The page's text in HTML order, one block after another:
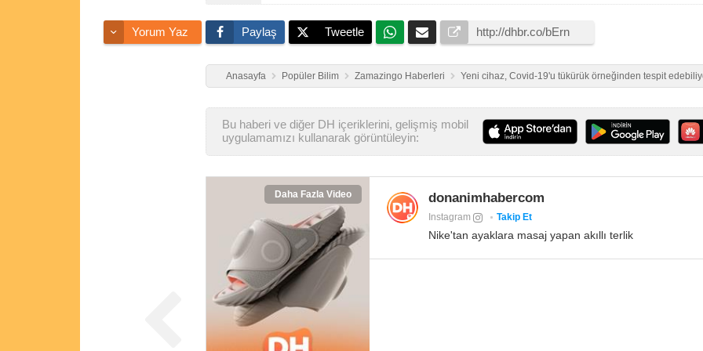
Yorum Yaz Paylaş Tweetle
Anasayfa Popüler Bilim Zamazingo Haberleri Yeni cihaz, Covid-19'u tükürük örneğinden tespit
Bu haberi ve diğer DH içeriklerini, gelişmiş mobil
uygulamamızı kullanarak görüntüleyin:
Daha Fazla Video donanimhabercom
Instagram Takip Et
Nike'tan ayaklara masaj yapan akıllı terlik